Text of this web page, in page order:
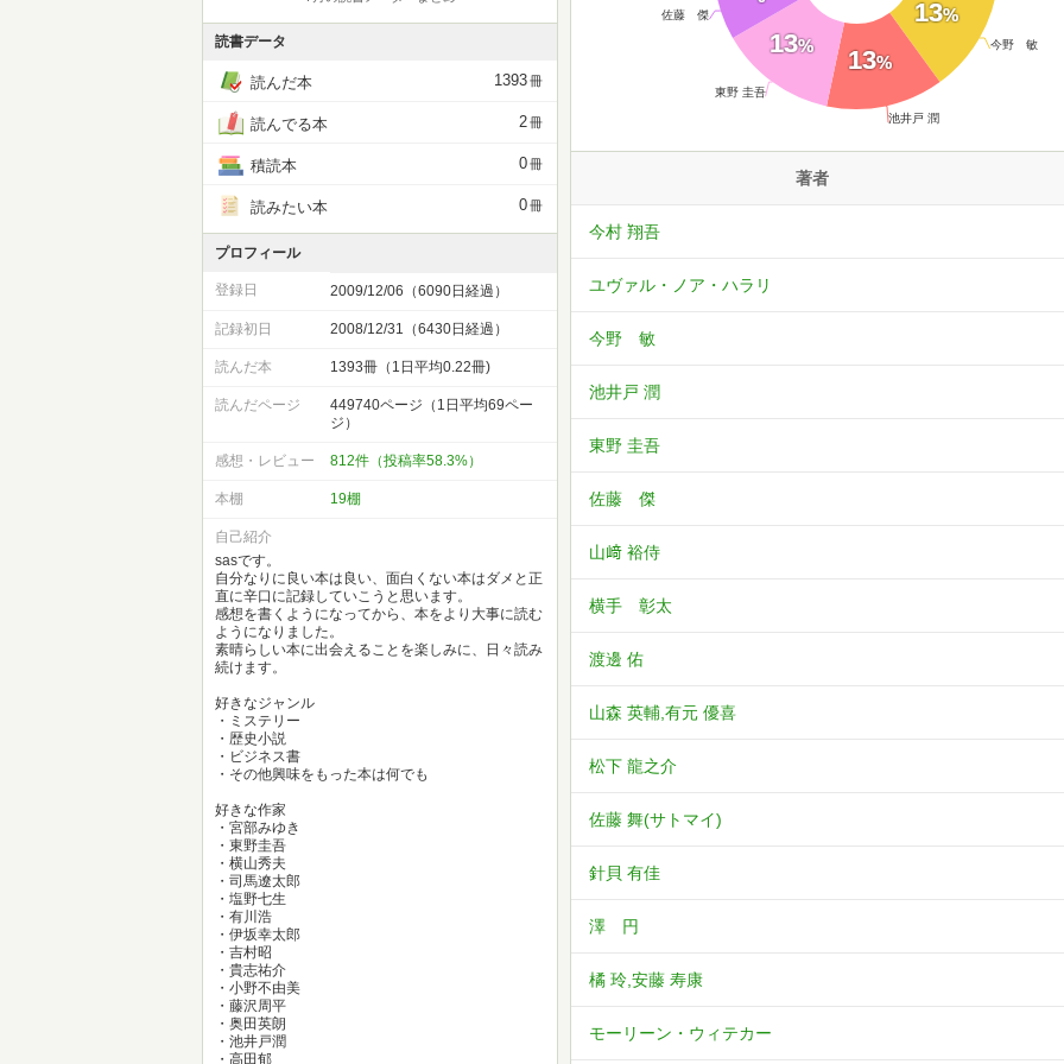
読書データ
読んだ本 1393冊
読んでる本 2冊
積読本 0冊
読みたい本 0冊
プロフィール
登録日 2009/12/06（6090日経過）
記録初日 2008/12/31（6430日経過）
読んだ本 1393冊（1日平均0.22冊)
読んだページ
449740ページ（1日平均69ペー
ジ）
感想・レビュー 812件（投稿率58.3%）
本棚 19棚
自己紹介
sasです。
自分なりに良い本は良い、面白くない本はダメと正
直に辛口に記録していこうと思います。
感想を書くようになってから、本をより大事に読む
ようになりました。
素晴らしい本に出会えることを楽しみに、日々読み
続けます。
好きなジャンル
・ミステリー
・歴史小説
・ビジネス書
・その他興味をもった本は何でも
好きな作家
・宮部みゆき
・東野圭吾
・横山秀夫
・司馬遼太郎
・塩野七生
・有川浩
・伊坂幸太郎
・吉村昭
・貴志祐介
・小野不由美
・藤沢周平
・奥田英朗
・池井戸潤
・高田郁
13%
今野 敏
13%
池井戸 潤
13%
東野 圭吾
佐藤 傑
著者
今村 翔吾
ユヴァル・ノア・ハラリ
今野 敏
池井戸 潤
東野 圭吾
佐藤 傑
山﨑 裕侍
横手 彰太
渡邊 佑
山森 英輔,有元 優喜
松下 龍之介
佐藤 舞(サトマイ)
針貝 有佳
澤 円
橘 玲,安藤 寿康
モーリーン・ウィテカー